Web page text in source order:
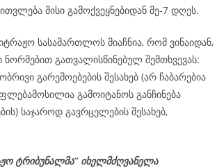
მისი გამოქვეყნებიდან მე-7 დღეს.
სასამართლოს მიაჩნია, რომ ვინაიდან,
გათვალისწინებულ შემთხვევას:
გარემოებების შესახებ (არ ჩაბარებია
გამოიტანოს განჩინება
საჯაროდ გავრცელების შესახებ,
ტრიბუნალმა’’ იხელმძღვანელა